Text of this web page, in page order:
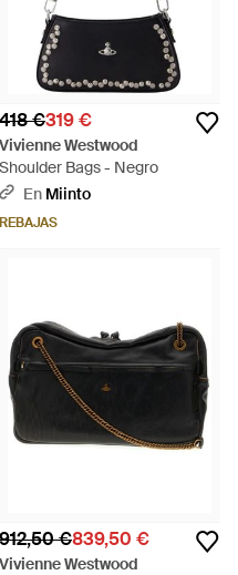
418 €319 €
Vivienne Westwood
Shoulder Bags - Negro
En Miinto
REBAJAS
912,50 €839,50 €
Vivienne Westwood